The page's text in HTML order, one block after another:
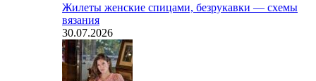
Жилеты женские спицами, безрукавки — схемы
вязания
30.07.2026